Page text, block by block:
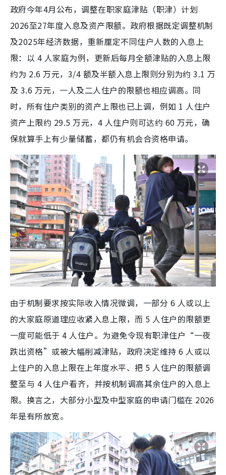
政府今年4月公布，调整在职家庭津贴（职津）计划
2026至27年度入息及资产限额。政府根据既定调整机制
及2025年经济数据，重新厘定不同住户人数的入息上
限：以 4 人家庭为例，更新后每月全额津贴的入息上限
约为 2.6 万元，3/4 额及半额入息上限则分别为约 3.1 万
及 3.6 万元，一人及二人住户的限额也相应调高。同
时，所有住户类别的资产上限也已上调，例如 1 人住户
资产上限约 29.5 万元，4 人住户则可达约 60 万元，确
保就算手上有少量储蓄，都仍有机会合资格申请。
由于机制要求按实际收入情况微调，一部分 6 人或以上
的大家庭原道理应收紧入息上限，而 5 人住户的限额更
一度可能低于 4 人住户。为避免令现有职津住户“一夜
跌出资格”或被大幅削减津贴，政府决定维持 6 人或以
上住户的入息上限在上年度水平、把 5 人住户的限额调
整至与 4 人住户看齐，并按机制调高其余住户的入息上
限。换言之，大部分小型及中型家庭的申请门槛在 2026
年是有所放宽。